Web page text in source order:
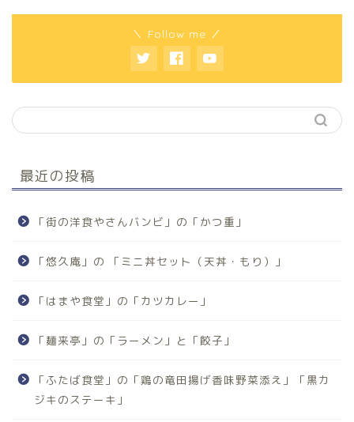
＼ Follow me ／
最近の投稿
「街の洋食やさんバンビ」の「かつ重」
「悠久庵」の 「ミニ丼セット（天丼・もり）」
「はまや食堂」の「カツカレー」
「麺来亭」の「ラーメン」と「餃子」
「ふたば食堂」の「鶏の竜田揚げ香味野菜添え」「黒カ
ジキのステーキ」